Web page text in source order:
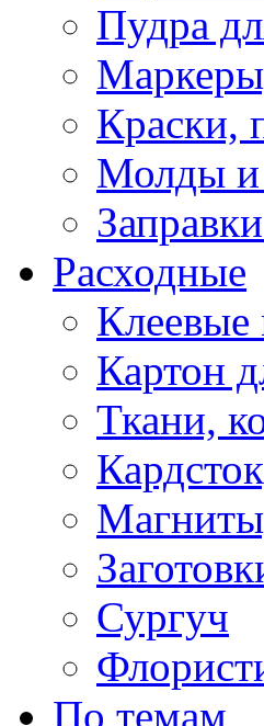
Пудра
Краски,
Молды и
Расходные
Клеевые
Картон
Ткани,
Сургуч
По темам